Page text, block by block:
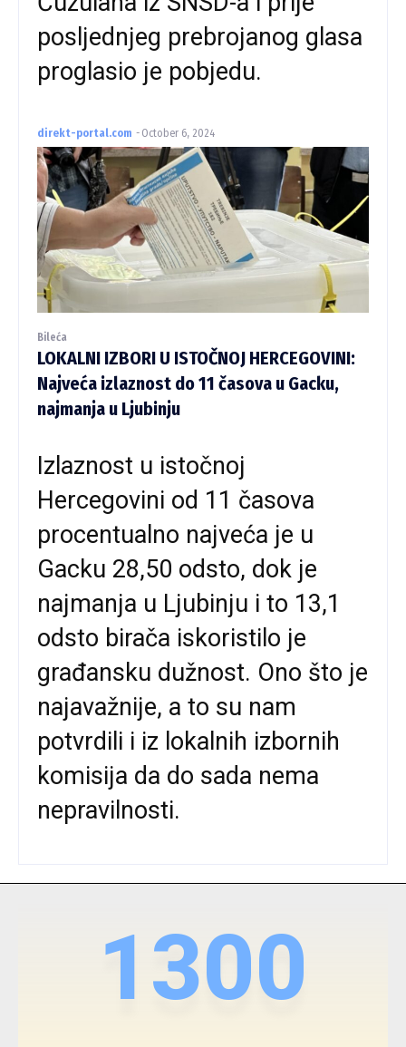
posljednjeg prebrojanog glasa
proglasio je pobjedu.
direkt-portal.com - October 6, 2024
Bileća
LOKALNI IZBORI U ISTOČNOJ HERCEGOVINI:
Najveća izlaznost do 11 časova u Gacku,
najmanja u Ljubinju
Izlaznost u istočnoj
Hercegovini od 11 časova
procentualno najveća je u
Gacku 28,50 odsto, dok je
najmanja u Ljubinju i to 13,1
odsto birača iskoristilo je
građansku dužnost. Ono što je
najavažnije, a to su nam
potvrdili i iz lokalnih izbornih
komisija da do sada nema
nepravilnosti.
1300